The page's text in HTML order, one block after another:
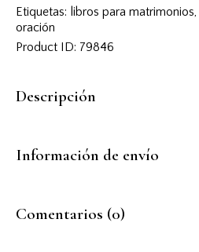
Etiquetas: libros para matrimonios,
oración
Product ID: 79846
Descripción
Información de envío
Comentarios (0)